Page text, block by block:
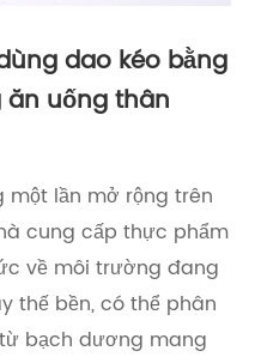
dao kéo bằng
uống thân
một lần mở rộng trên
cung cấp thực phẩm
về môi trường đang
thế bền, có thể phân
bạch dương mang